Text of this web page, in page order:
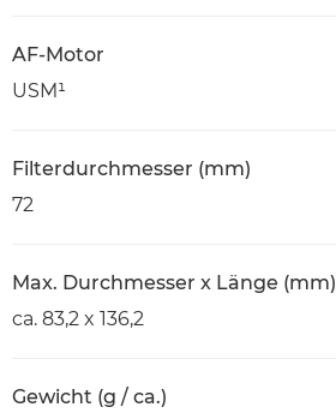
AF-Motor
USM¹
Filterdurchmesser (mm)
72
Max. Durchmesser x Länge (mm)
ca. 83,2 x 136,2
Gewicht (g / ca.)